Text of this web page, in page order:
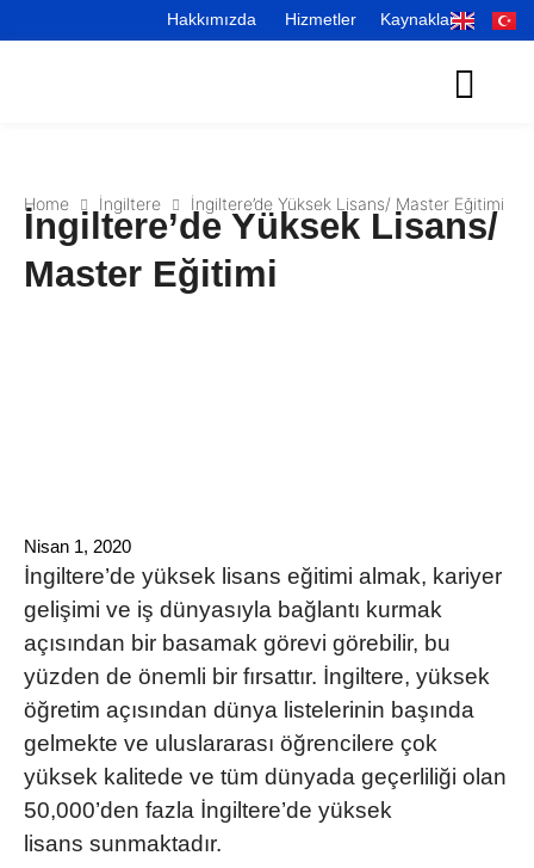
Hakkımızda Hizmetler Kaynaklar
Home İngiltere İngiltere’de Yüksek Lisans/ Master Eğitimi
İngiltere’de Yüksek Lisans/
Master Eğitimi
Nisan 1, 2020
İngiltere’de yüksek lisans eğitimi almak, kariyer
gelişimi ve iş dünyasıyla bağlantı kurmak
açısından bir basamak görevi görebilir, bu
yüzden de önemli bir fırsattır. İngiltere, yüksek
öğretim açısından dünya listelerinin başında
gelmekte ve uluslararası öğrencilere çok
yüksek kalitede ve tüm dünyada geçerliliği olan
50,000’den fazla İngiltere’de yüksek
lisans sunmaktadır.